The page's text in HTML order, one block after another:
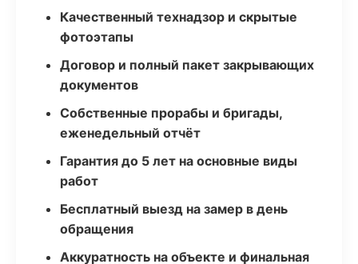
Качественный технадзор и скрытые
фотоэтапы
Договор и полный пакет закрывающих
документов
Собственные прорабы и бригады,
еженедельный отчёт
Гарантия до 5 лет на основные виды
работ
Бесплатный выезд на замер в день
обращения
Аккуратность на объекте и финальная